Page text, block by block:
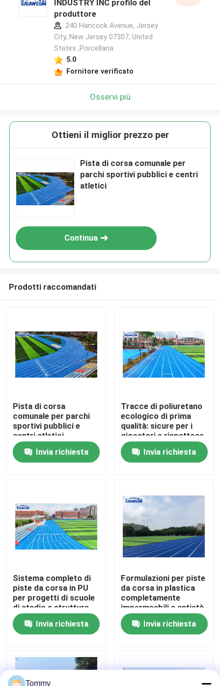
Casa.
Prodotti
Video
Visita alla fabbrica
Contattaci
Notizie
Chiedi un preventivo
INDUSTRY INC profilo del
produttore
240 Hancock Avenue, Jersey
City, New Jersey 07307, United
States ,Porcellana
5.0
Fornitore verificato
Osservi più
Ottieni il miglior prezzo per
Pista di corsa comunale per
parchi sportivi pubblici e centri
atletici
Continua
Prodotti raccomandati
Pista di corsa
comunale per parchi
sportivi pubblici e
centri atletici
Invia richiesta
Tracce di poliuretano
ecologico di prima
qualità: sicure per i
giocatori e rispettose
della Terra
Invia richiesta
Sistema completo di
piste da corsa in PU
per progetti di scuole
di stadio e strutture
atletiche
Invia richiesta
Formulazioni per piste
da corsa in plastica
completamente
impermeabili e antietà
Invia richiesta
Tommy